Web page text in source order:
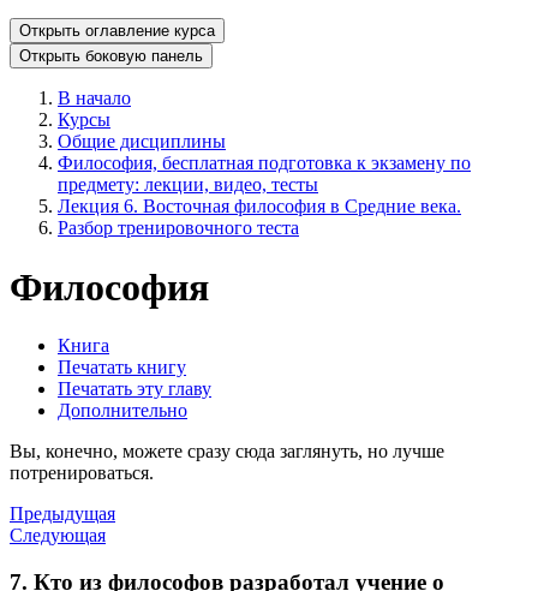
Открыть оглавление курса
Открыть боковую панель
В начало
Курсы
Общие дисциплины
Философия, бесплатная подготовка к экзамену по
предмету: лекции, видео, тесты
Лекция 6. Восточная философия в Средние века.
Разбор тренировочного теста
Философия
Книга
Печатать книгу
Печатать эту главу
Дополнительно
Вы, конечно, можете сразу сюда заглянуть, но лучше
потренироваться.
Предыдущая
Следующая
7. Кто из философов разработал учение о